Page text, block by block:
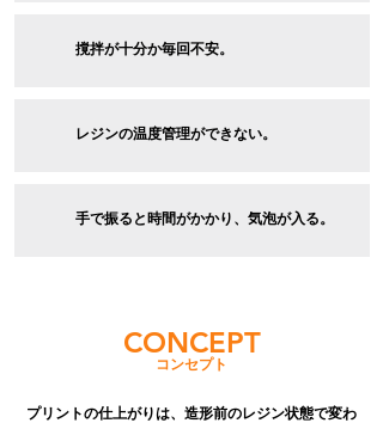
​撹拌が十分か毎回不安。
レジンの温度管理ができない。
手で振ると時間がかかり、気泡が入る。
CONCEPT
コンセプト
プリントの仕上がりは、造形前のレジン状態で変わ